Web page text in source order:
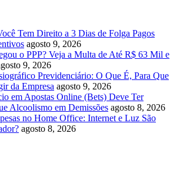
Tem Direito a 3 Dias de Folga Pagos
agosto 9, 2026
o PPP? Veja a Multa de Até R$ 63 Mil e
9, 2026
Previdenciário: O Que É, Para Que
da Empresa agosto 9, 2026
em Apostas Online (Bets) Deve Ter
Alcoolismo em Demissões agosto 8, 2026
no Home Office: Internet e Luz São
agosto 8, 2026